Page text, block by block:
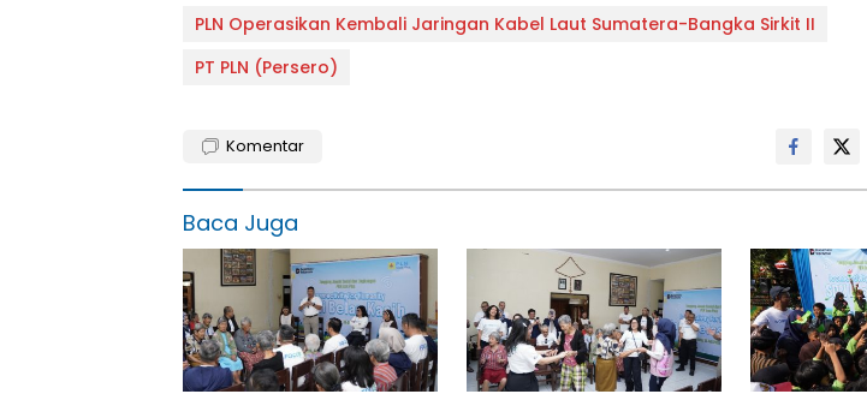
PLN Operasikan Kembali Jaringan Kabel Laut Sumatera-Bangka Sirkit II
PT PLN (Persero)
Komentar
Baca Juga